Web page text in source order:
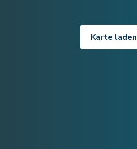
Karte laden